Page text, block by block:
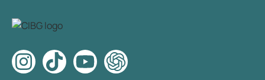
Huidzorg Royale (z.d.). Acne en kwaliteit van leven.
https://huidzorgroyale.nl/huidproblemen/acne/acn
e-vulgaris/